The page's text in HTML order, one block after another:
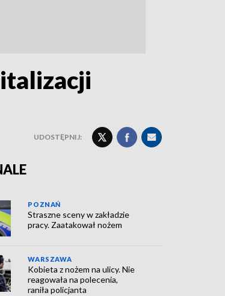
UDOSTĘPNIJ:
POZNAŃ
Straszne sceny w zakładzie
pracy. Zaatakował nożem
WARSZAWA
Kobieta z nożem na ulicy. Nie
reagowała na polecenia,
raniła policjanta